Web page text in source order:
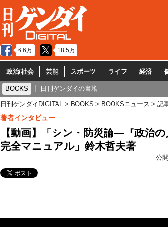
6.6万 18.5万
政治/社会 芸能 スポーツ ライフ 経済
BOOKS 日刊ゲンダイの書籍
日刊ゲンダイDIGITAL BOOKS BOOKSニュース 記
著者インタビュー
【動画】「シン・防災論―『政治
完全マニュアル」鈴木哲夫著
公